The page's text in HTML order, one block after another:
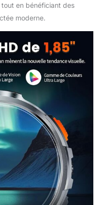
ultra-claire pour
que vous
partie, même.
montre
et recevoir des
ainsi que recevoir
texte et
(telles que
Twitter,
Instagram,
vous ne
plus d'appels
notifications
Vous pouvez
ajouter des
afficher les
en bénéficiant des
moderne.